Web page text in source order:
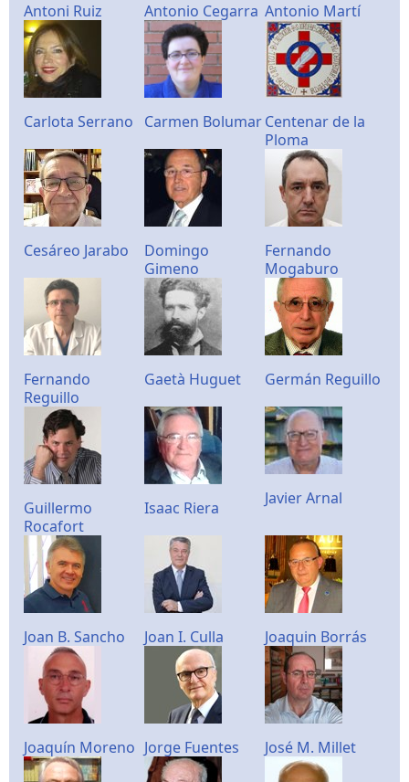
Antoni Ruiz Antonio Cegarra Antonio Martí
Carlota Serrano Carmen BolumarCentenar de la
Ploma
Cesáreo Jarabo
Domingo
Gimeno
Fernando
Mogaburo
Fernando
Reguillo
Gaetà Huguet Germán Reguillo
Guillermo
Rocafort
Isaac Riera Javier Arnal
Joan B. Sancho Joan I. Culla Joaquin Borrás
Joaquín Moreno Jorge Fuentes José M. Millet